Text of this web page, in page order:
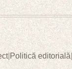
| Politică editorială|